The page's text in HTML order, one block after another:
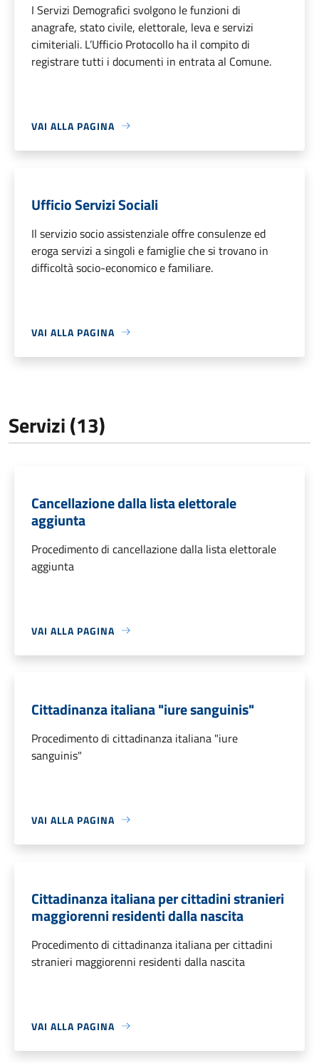
I Servizi Demografici svolgono le funzioni di
anagrafe, stato civile, elettorale, leva e servizi
cimiteriali. L’Ufficio Protocollo ha il compito di
registrare tutti i documenti in entrata al Comune.
VAI ALLA PAGINA
Ufficio Servizi Sociali
Il servizio socio assistenziale offre consulenze ed
eroga servizi a singoli e famiglie che si trovano in
difficoltà socio-economico e familiare.
VAI ALLA PAGINA
Servizi (13)
Cancellazione dalla lista elettorale
aggiunta
Procedimento di cancellazione dalla lista elettorale
aggiunta
VAI ALLA PAGINA
Cittadinanza italiana "iure sanguinis"
Procedimento di cittadinanza italiana "iure
sanguinis"
VAI ALLA PAGINA
Cittadinanza italiana per cittadini stranieri
maggiorenni residenti dalla nascita
Procedimento di cittadinanza italiana per cittadini
stranieri maggiorenni residenti dalla nascita
VAI ALLA PAGINA